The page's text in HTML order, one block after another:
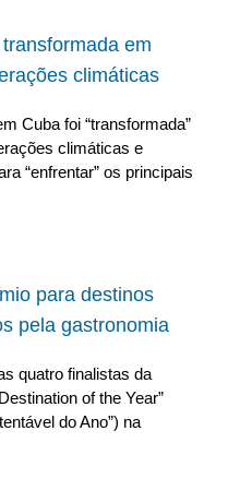
em
climáticas
Cuba foi “transformada”
climáticas e
“enfrentar” os principais
para destinos
pela gastronomia
quatro finalistas da
of the Year”
do Ano”) na